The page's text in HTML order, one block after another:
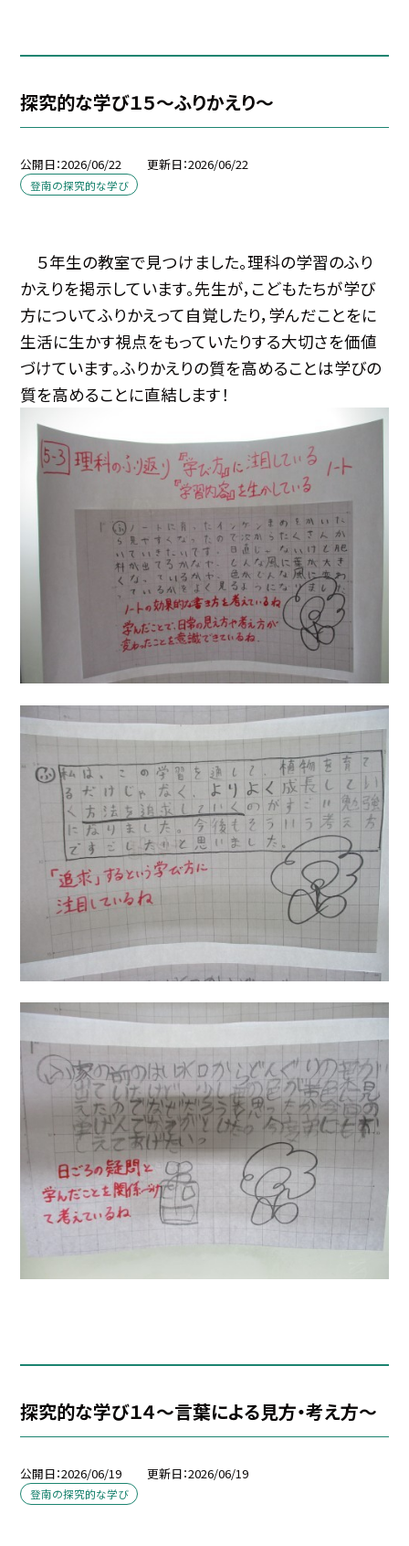
探究的な学び１５～ふりかえり～
公開日 2026/06/22 更新日 2026/06/22
登南の探究的な学び
５年生の教室で見つけました。理科の学習のふり
かえりを掲示しています。先生が，こどもたちが学び
方についてふりかえって自覚したり，学んだことをに
生活に生かす視点をもっていたりする大切さを価値
づけています。ふりかえりの質を高めることは学びの
質を高めることに直結します！
探究的な学び１４～言葉による見方・考え方～
公開日 2026/06/19 更新日 2026/06/19
登南の探究的な学び